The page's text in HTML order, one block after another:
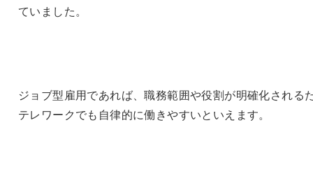
ていました。
ジョブ型雇用であれば、職務範囲や役割が明確化される
テレワークでも自律的に働きやすいといえます。